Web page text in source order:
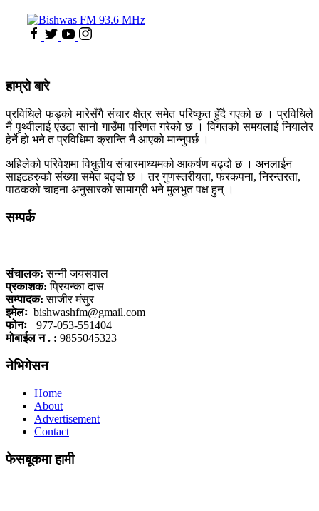
हाम्रो बारे
प्रविधिले फड्को मारेसँगै संचार क्षेत्र समेत परिष्कृत हुँदै गएको छ । प्रविधिले
नै पृथ्वीलाई एउटा सानो गाउँमा परिणत गरेको छ । विगतको समयलाई नियालेर
हेर्ने हो भने त प्रविधिमा क्रान्ति नै आएको मान्नुपर्छ ।
अहिलेको परिवेशमा विधुतीय संचारमाध्यमको आकर्षण बढ्दो छ । अनलाईन
साइटहरुको संख्या समेत बढ्दो छ । तर गुणस्तरीयता, फरकपना, निरन्तरता,
पाठकको चाहना अनुसारको सामाग्री भने मुलभुत पक्ष हुन् ।
सम्पर्क
संचालक: सन्नी जयसवाल
प्रकाशक: प्रियन्का दास
सम्पादक: साजीर मंसुर
इमेलः bishwashfm@gmail.com
फोनः +977-053-551404
मोबाईल न . : 9855045323
नेभिगेसन
Home
About
Advertisement
Contact
फेसबूकमा हामी